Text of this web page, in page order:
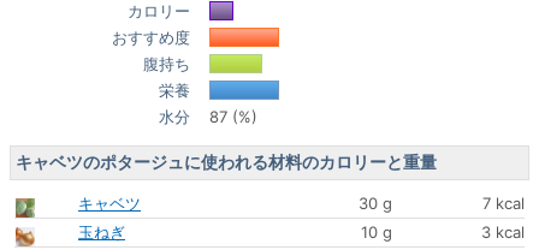
カロリー
おすすめ度
腹持ち
栄養
水分
87 (%)
キャベツのポタージュに使われる材料のカロリーと重量
キャベツ 30 g
7 kcal
玉ねぎ
10 g
3 kcal